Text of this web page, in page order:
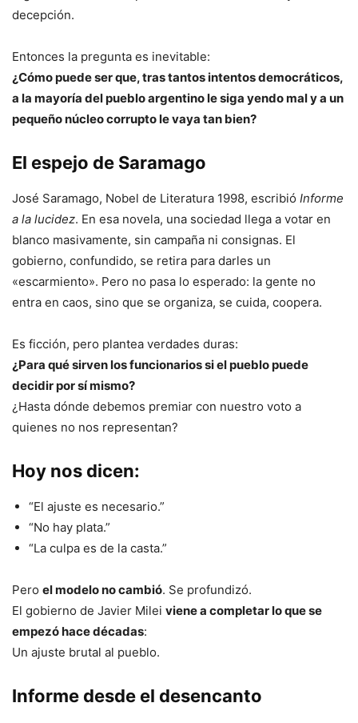
decepción.
Entonces la pregunta es inevitable:
¿Cómo puede ser que, tras tantos intentos democráticos,
a la mayoría del pueblo argentino le siga yendo mal y a un
pequeño núcleo corrupto le vaya tan bien?
El espejo de Saramago
José Saramago, Nobel de Literatura 1998, escribió Informe
a la lucidez. En esa novela, una sociedad llega a votar en
blanco masivamente, sin campaña ni consignas. El
gobierno, confundido, se retira para darles un
«escarmiento». Pero no pasa lo esperado: la gente no
entra en caos, sino que se organiza, se cuida, coopera.
Es ficción, pero plantea verdades duras:
¿Para qué sirven los funcionarios si el pueblo puede
decidir por sí mismo?
¿Hasta dónde debemos premiar con nuestro voto a
quienes no nos representan?
Hoy nos dicen:
“El ajuste es necesario.”
“No hay plata.”
“La culpa es de la casta.”
Pero el modelo no cambió. Se profundizó.
El gobierno de Javier Milei viene a completar lo que se
empezó hace décadas:
Un ajuste brutal al pueblo.
Informe desde el desencanto